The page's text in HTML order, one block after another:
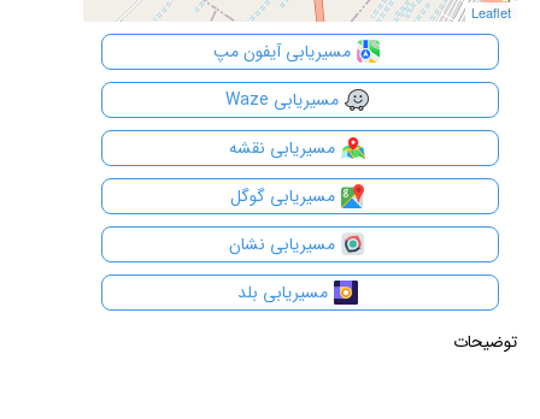
Leaflet
Leaflet
مسیریابی آیفون مپ
مسیریابی Waze
مسیریابی نقشه
مسیریابی گوگل
مسیریابی نشان
مسیریابی بلد
توضیحات